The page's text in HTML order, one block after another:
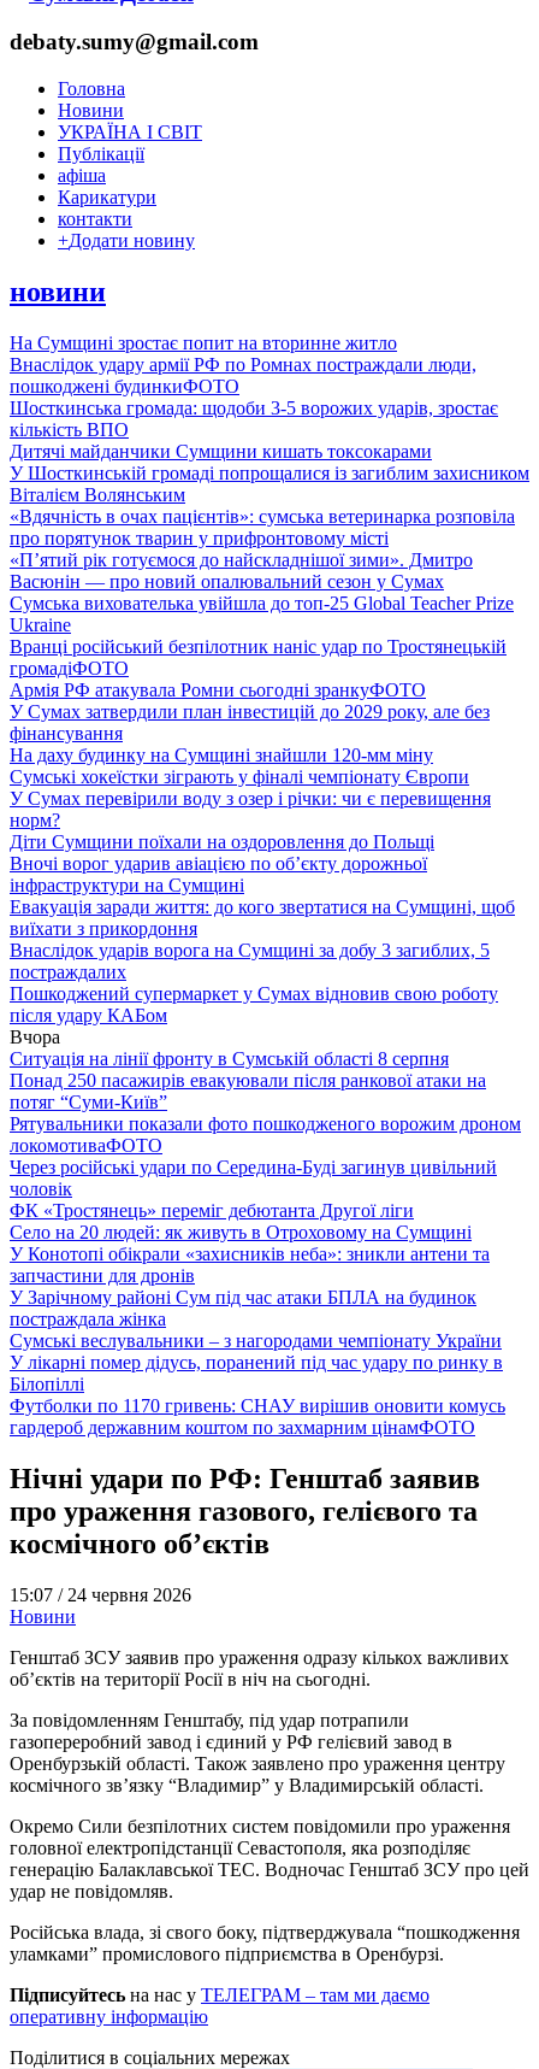
debaty.sumy@gmail.com
Головна
Новини
УКРАЇНА І СВІТ
Публікації
афіша
Карикатури
контакти
+Додати новину
новини
На Сумщині зростає попит на вторинне житло
Внаслідок удару армії РФ по Ромнах постраждали люди,
пошкоджені будинкиФОТО
Шосткинська громада: щодоби 3-5 ворожих ударів, зростає
кількість ВПО
Дитячі майданчики Сумщини кишать токсокарами
У Шосткинській громаді попрощалися із загиблим захисником
Віталієм Волянським
«Вдячність в очах пацієнтів»: сумська ветеринарка розповіла
про порятунок тварин у прифронтовому місті
«П’ятий рік готуємося до найскладнішої зими». Дмитро
Васюнін — про новий опалювальний сезон у Сумах
Сумська вихователька увійшла до топ-25 Global Teacher Prize
Ukraine
Вранці російський безпілотник наніс удар по Тростянецькій
громадіФОТО
Армія РФ атакувала Ромни сьогодні зранкуФОТО
У Сумах затвердили план інвестицій до 2029 року, але без
фінансування
На даху будинку на Сумщині знайшли 120-мм міну
Сумські хокеїстки зіграють у фіналі чемпіонату Європи
У Сумах перевірили воду з озер і річки: чи є перевищення
норм?
Діти Сумщини поїхали на оздоровлення до Польщі
Вночі ворог ударив авіацією по обʼєкту дорожньої
інфраструктури на Сумщині
Евакуація заради життя: до кого звертатися на Сумщині, щоб
виїхати з прикордоння
Внаслідок ударів ворога на Сумщині за добу 3 загиблих, 5
постраждалих
Пошкоджений супермаркет у Сумах відновив свою роботу
після удару КАБом
Вчора
Ситуація на лінії фронту в Сумській області 8 серпня
Понад 250 пасажирів евакуювали після ранкової атаки на
потяг “Суми-Київ”
Рятувальники показали фото пошкодженого ворожим дроном
локомотиваФОТО
Через російські удари по Середина-Буді загинув цивільний
чоловік
ФК «Тростянець» переміг дебютанта Другої ліги
Село на 20 людей: як живуть в Отроховому на Сумщині
У Конотопі обікрали «захисників неба»: зникли антени та
запчастини для дронів
У Зарічному районі Сум під час атаки БПЛА на будинок
постраждала жінка
Сумські веслувальники – з нагородами чемпіонату України
У лікарні помер дідусь, поранений під час удару по ринку в
Білопіллі
Футболки по 1170 гривень: СНАУ вирішив оновити комусь
гардероб державним коштом по захмарним цінамФОТО
Нічні удари по РФ: Генштаб заявив
про ураження газового, гелієвого та
космічного об’єктів
15:07 / 24 червня 2026
Новини
Генштаб ЗСУ заявив про ураження одразу кількох важливих
об’єктів на території Росії в ніч на сьогодні.
За повідомленням Генштабу, під удар потрапили
газопереробний завод і єдиний у РФ гелієвий завод в
Оренбурзькій області. Також заявлено про ураження центру
космічного зв’язку “Владимир” у Владимирській області.
Окремо Сили безпілотних систем повідомили про ураження
головної електропідстанції Севастополя, яка розподіляє
генерацію Балаклавської ТЕС. Водночас Генштаб ЗСУ про цей
удар не повідомляв.
Російська влада, зі свого боку, підтверджувала “пошкодження
уламками” промислового підприємства в Оренбурзі.
Підписуйтесь на нас у ТЕЛЕГРАМ – там ми даємо
оперативну інформацію
Поділитися в соціальних мережах